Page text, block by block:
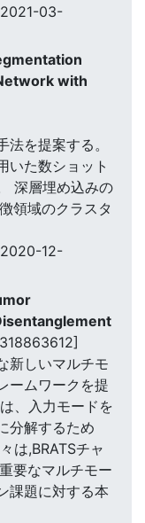
03-
with
を提案する。
いた数ショット
深層埋め込みの
領域のクラスタ
12-
新しいマルチモ
ームワークを提
、入力モードを
分解するため
は,BRATSチャ
要なマルチモー
課題に対する本